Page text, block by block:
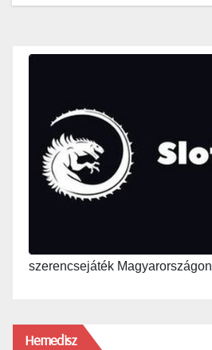
szerencsejáték Magyarországon
Hemedisz